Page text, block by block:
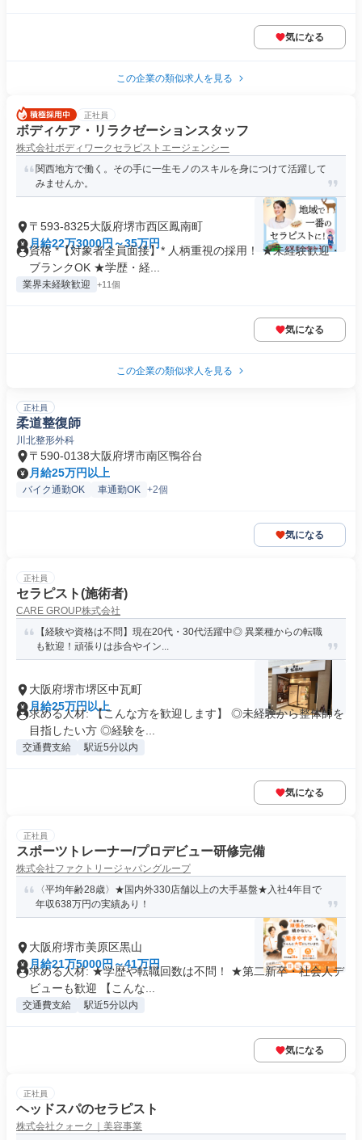
気になる
この企業の類似求人を見る
正社員
ボディケア・リラクゼーションスタッフ
株式会社ボディワークセラピストエージェンシー
関西地方で働く。その手に一生モノのスキルを身につけて活躍して
みませんか。
〒593-8325大阪府堺市西区鳳南町
月給22万3000円～35万円
資格 *【対象者全員面接】* 人柄重視の採用！ ★未経験歓迎・
ブランクOK ★学歴・経...
業界未経験歓迎 +11個
気になる
この企業の類似求人を見る
正社員
柔道整復師
川北整形外科
〒590-0138大阪府堺市南区鴨谷台
月給25万円以上
バイク通勤OK 車通勤OK +2個
気になる
正社員
セラピスト(施術者)
CARE GROUP株式会社
【経験や資格は不問】現在20代・30代活躍中◎ 異業種からの転職
も歓迎！頑張りは歩合やイン...
大阪府堺市堺区中瓦町
月給25万円以上
求める人材: 【こんな方を歓迎します】 ◎未経験から整体師を
目指したい方 ◎経験を...
交通費支給 駅近5分以内
気になる
正社員
スポーツトレーナー/プロデビュー研修完備
株式会社ファクトリージャパングループ
〈平均年齢28歳〉★国内外330店舗以上の大手基盤★入社4年目で
年収638万円の実績あり！
大阪府堺市美原区黒山
月給21万5000円～41万円
求める人材: ★学歴や転職回数は不問！ ★第二新卒・社会人デ
ビューも歓迎 【こんな...
交通費支給 駅近5分以内
気になる
正社員
ヘッドスパのセラピスト
株式会社クォーク｜美容事業